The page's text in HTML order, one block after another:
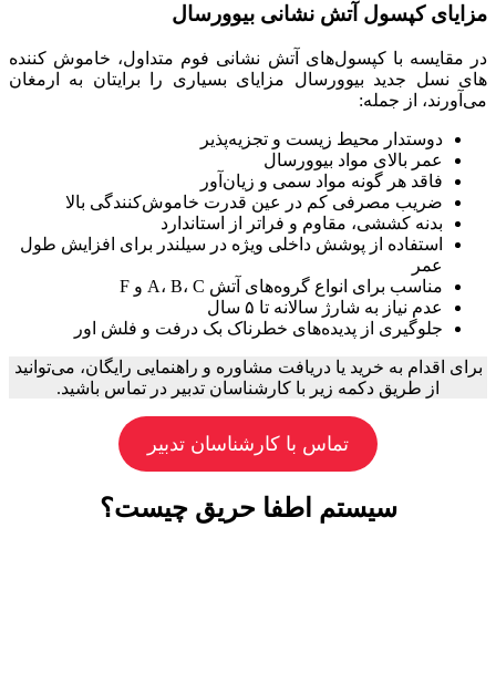
مزایای کپسول آتش نشانی بیوورسال
در مقایسه با کپسول‌های آتش نشانی فوم متداول، خاموش کننده
های نسل جدید بیوورسال مزایای بسیاری را برایتان به ارمغان
می‌آورند، از جمله:
دوستدار محیط زیست و تجزیه‌پذیر
عمر بالای مواد بیوورسال
فاقد هر گونه مواد سمی و زیان‌آور
ضریب مصرفی کم در عین قدرت خاموش‌کنندگی بالا
بدنه کششی، مقاوم و فراتر از استاندارد
استفاده از پوشش داخلی ویژه در سیلندر برای افزایش طول
عمر
مناسب برای انواع گروه‌های آتش A، B، C و F
عدم نیاز به شارژ سالانه تا ۵ سال
جلوگیری از پدیده‌های خطرناک بک درفت و فلش اور
برای اقدام به خرید یا دریافت مشاوره و راهنمایی رایگان، می‌توانید
از طریق دکمه زیر با کارشناسان تدبیر در تماس باشید.
تماس با کارشناسان تدبیر
سیستم اطفا حریق چیست؟